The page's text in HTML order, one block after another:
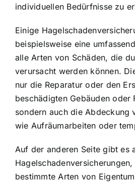
individuellen Bedürfnisse zu
Einige
beispielsweise eine
alle Arten von Schäden, die
verursacht werden können.
nur die Reparatur oder den
beschädigten Gebäuden oder
sondern auch die Abdeckung
wie Aufräumarbeiten oder
Auf der anderen Seite gibt es
bestimmte Arten von